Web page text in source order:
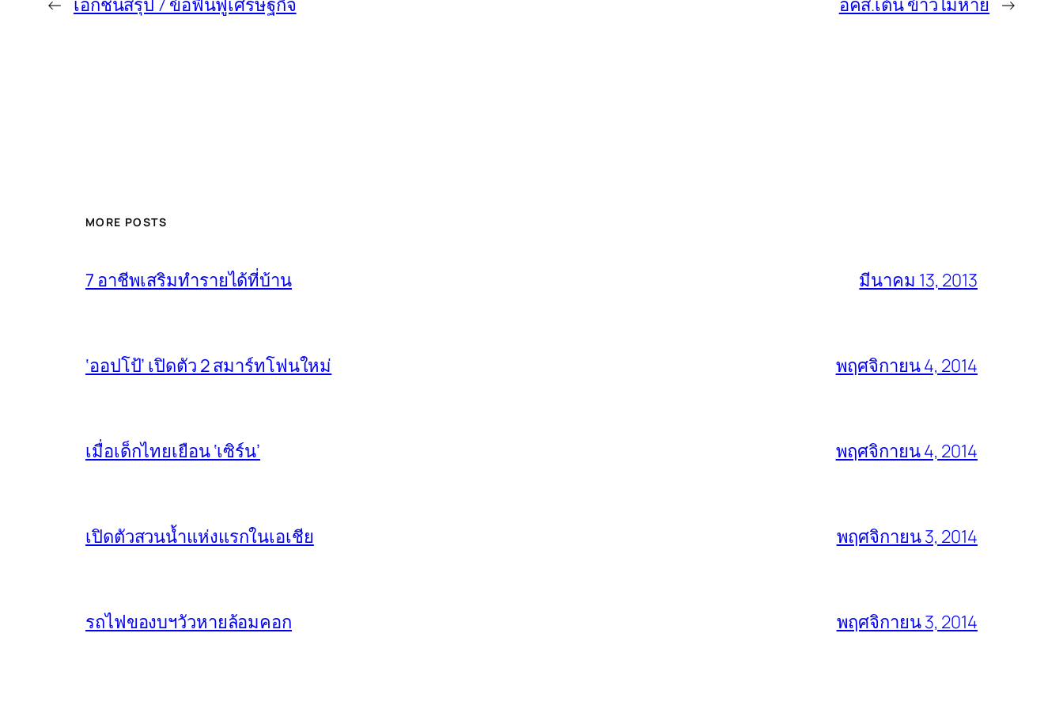
← เอกชนสรุป 7 ข้อฟื้นฟูเศรษฐกิจ อคส.เต้น ข้าวไม่หาย →
MORE POSTS
7 อาชีพเสริมทำรายได้ที่บ้าน มีนาคม 13, 2013
‘ออปโป้’ เปิดตัว 2 สมาร์ทโฟนใหม่ พฤศจิกายน 4, 2014
เมื่อเด็กไทยเยือน ‘เซิร์น’ พฤศจิกายน 4, 2014
เปิดตัวสวนน้ำแห่งแรกในเอเชีย พฤศจิกายน 3, 2014
รถไฟของบฯวัวหายล้อมคอก พฤศจิกายน 3, 2014